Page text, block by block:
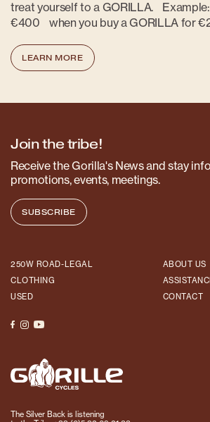
treat yourself to a GORILLA. Example:
€400 when you buy a GORILLA for
LEARN MORE
Join the tribe!
Receive the Gorilla's News and stay
promotions, events, meetings.
SUBSCRIBE
250W ROAD-LEGAL
CLOTHING
USED
ABOUT US
CONTACT
The Silver Back is listening